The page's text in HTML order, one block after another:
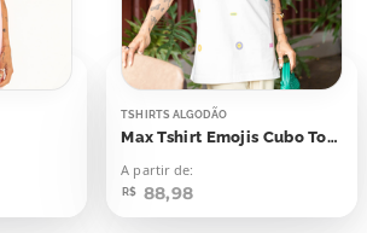
TSHIRTS ALGODÃO
Max Tshirt Emojis Cubo Total
A partir de:
R$ 88,98